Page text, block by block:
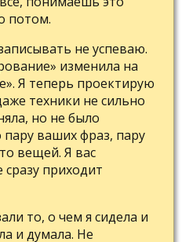
потом.
не успеваю.
изменила на
Я теперь проектирую
техники не сильно
но не было
ваших фраз, пару
вещей. Я вас
приходит
то, о чем я сидела и
и думала. Не